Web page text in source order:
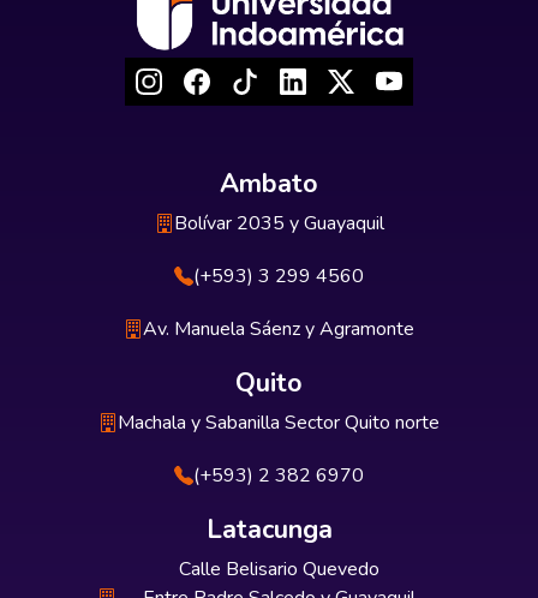
Ambato
Bolívar 2035 y Guayaquil
(+593) 3 299 4560
Av. Manuela Sáenz y Agramonte
Quito
Machala y Sabanilla Sector Quito norte
(+593) 2 382 6970
Latacunga
Calle Belisario Quevedo